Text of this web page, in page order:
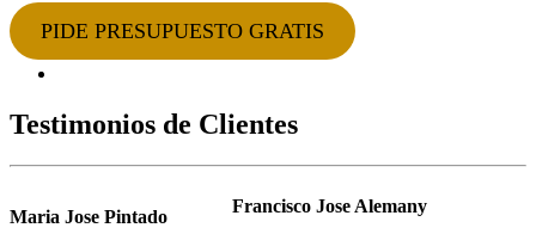
PIDE PRESUPUESTO GRATIS
Testimonios de Clientes
Maria Jose Pintado
Francisco Jose Alemany